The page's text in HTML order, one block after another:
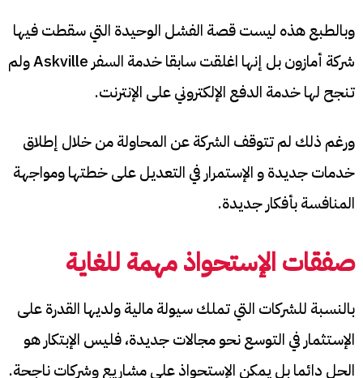
وبالطبع هذه ليست قصة الفشل الوحيدة التي سقطت فيها
شركة أمازون بل إنها اغلقت سابقا خدمة السفر Askville ولم
تنجح لها خدمة الدفع الإلكتروني على الإنترنت.
ورغم ذلك لم تتوقف الشركة عن المحاولة من خلال إطلاق
خدمات جديدة و الإستمرار في التعديل على خطتها ومواجهة
المنافسة بأفكار جديدة.
صفقات الإستحواذ مهمة للغاية
بالنسبة للشركات التي تملك سيولة مالية ولديها القدرة على
الإستثمار في التوسع نحو مجالات جديدة، فليس الإبتكار هو
الحل دائما بل يمكن الإستحواذ على مشاريع وشركات ناجحة.